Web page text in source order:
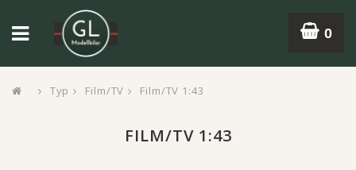
0
Typ Film/TV Film/TV 1:43
FILM/TV 1:43